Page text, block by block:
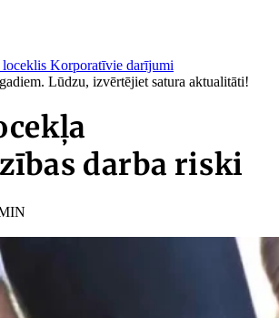
loceklis Korporatīvie darījumi
Lūdzu, izvērtējiet satura aktualitāti!
darba riski